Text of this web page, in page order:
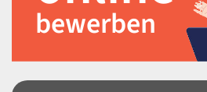
bewerben